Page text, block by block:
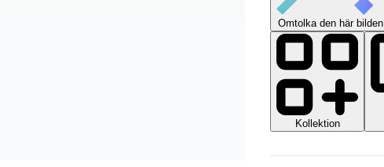
Omtolka den här bilden
Kollektion